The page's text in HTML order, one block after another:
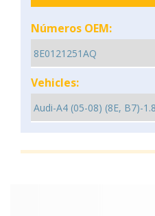
Números OEM:
Vehicles: